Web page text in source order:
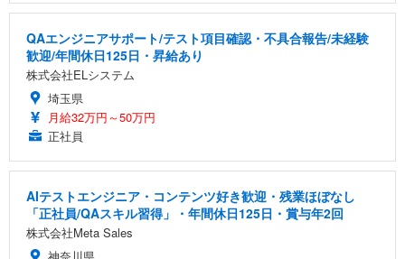
QAエンジニアサポート/テスト項目確認・不具合報告/未経験
歓迎/年間休日125日・昇給あり
株式会社ELシステム
埼玉県
月給32万円～50万円
正社員
AIテストエンジニア・コンテンツ好き歓迎・残業ほぼなし
「正社員/QAスキル習得」・年間休日125日・賞与年2回
株式会社Meta Sales